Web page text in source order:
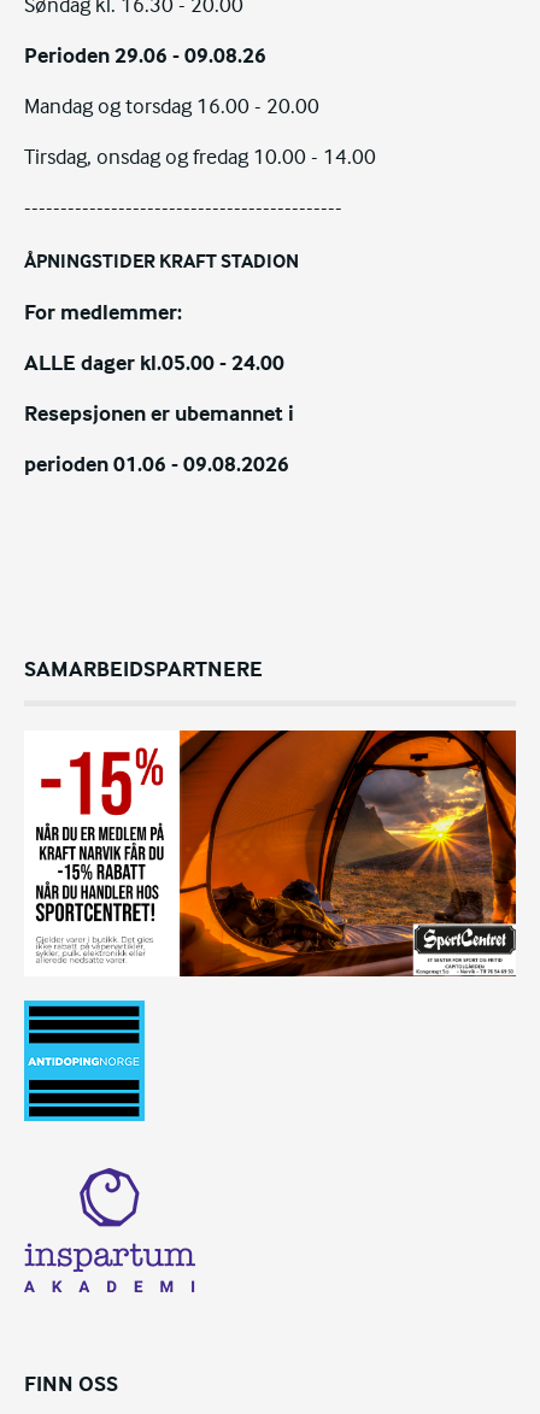
Perioden 29.06 - 09.08.26
Mandag og torsdag 16.00 - 20.00
Tirsdag, onsdag og fredag 10.00 - 14.00
--------------------------------------------
ÅPNINGSTIDER KRAFT STADION
For medlemmer:
ALLE dager kl.05.00 - 24.00
Resepsjonen er ubemannet i
perioden01.06 - 09.08.2026
SAMARBEIDSPARTNERE
FINN OSS